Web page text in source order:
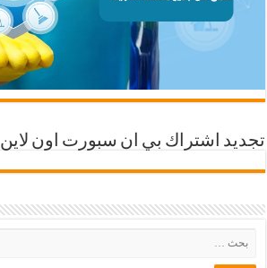
تجديد اشتراك بي ان سبورت اون لاين